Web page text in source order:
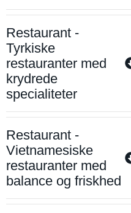
Restaurant -
Tyrkiske
restauranter med
krydrede
specialiteter
Restaurant -
Vietnamesiske
restauranter med
balance og friskhed